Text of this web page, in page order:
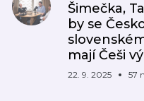
Šimečka,
by se
mají Češi
22. 9. 2025 57